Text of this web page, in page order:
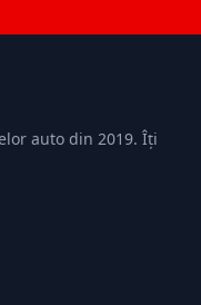
auto din 2019. Îți